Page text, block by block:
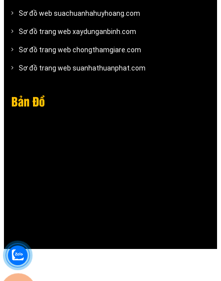
Sơ đồ web suachuanhahuyhoang.com
Sơ đồ trang web xaydunganbinh.com
Sơ đồ trang web chongthamgiare.com
Sơ đồ trang web suanhathuanphat.com
Bản Đồ